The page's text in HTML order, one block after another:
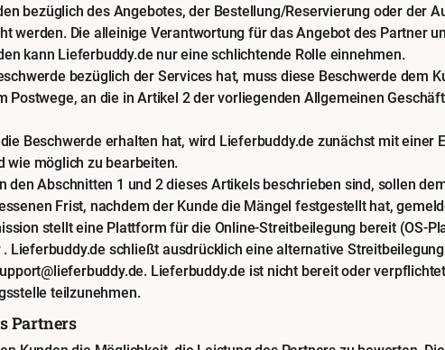
bezüglich des Angebotes, der Bestellung/Reservierung oder der
werden. Die alleinige Verantwortung für das Angebot des Partner
kann Lieferbuddy.de nur eine schlichtende Rolle einnehmen.
bezüglich der Services hat, muss diese Beschwerde dem
Postwege, an die in Artikel 2 der vorliegenden Allgemeinen
Beschwerde erhalten hat, wird Lieferbuddy.de zunächst mit
wie möglich zu bearbeiten.
den Abschnitten 1 und 2 dieses Artikels beschrieben sind, sollen
Frist, nachdem der Kunde die Mängel festgestellt hat,
stellt eine Plattform für die Online-Streitbeilegung bereit (OS-
Lieferbuddy.de schließt ausdrücklich eine alternative
Lieferbuddy.de ist nicht bereit oder
teilzunehmen.
Partners